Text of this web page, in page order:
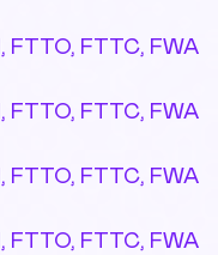
FTTO, FTTC, FWA
FTTO, FTTC, FWA
FTTO, FTTC, FWA
FTTO, FTTC, FWA